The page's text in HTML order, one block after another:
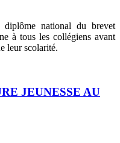
diplôme national du brevet
à tous les collégiens avant
leur scolarité.
JEUNESSE AU